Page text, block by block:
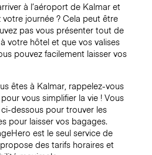
à l’aéroport de Kalmar et
journée ? Cela peut être
pas vous présenter tout de
votre hôtel et que vos valises
pouvez facilement laisser vos
êtes à Kalmar, rappelez-vous
vous simplifier la vie ! Vous
dessous pour trouver les
pour laisser vos bagages.
est le seul service de
des tarifs horaires et